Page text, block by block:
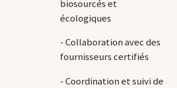
biosourcés et
écologiques
- Collaboration avec des
fournisseurs certifiés
- Coordination et suivi de